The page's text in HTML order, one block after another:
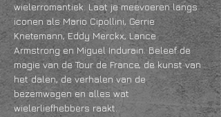
wielerromantiek. Laat je meevoeren langs
iconen als Mario Cipollini, Gerrie
Knetemann, Eddy Merckx, Lance
Armstrong en Miguel Indurain. Beleef de
magie van de Tour de France, de kunst van
het dalen, de verhalen van de
bezemwagen en alles wat
wielerliefhebbers raakt.